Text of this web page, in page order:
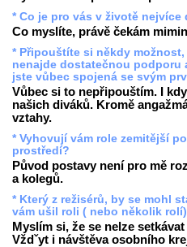
* Co je pro vás v životě nejvíce
Co myslíte, právě čekám
* Připouštíte si někdy
nenajde dostatečnou podporu
jste vůbec spojená se svým
Vůbec si to nepřipouštím. I
našich diváků. Kromě
vztahy.
* Vyhovují vám role zemitější
prostředí?
Původ postavy není pro mě
a kolegů.
* Který z režisérů, by se mohl
vám ušil roli ( nebo několik
Myslím si, že se nelze
Vždˇyt i návštěva osobního